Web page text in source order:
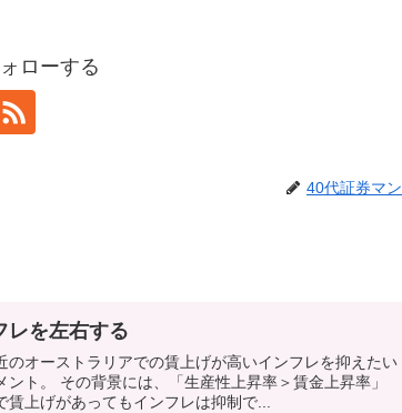
ローする
40代証券マン
レを左右する
のオーストラリアでの賃上げが高いインフレを抑えたい
ト。 その背景には、「生産性上昇率＞賃金上昇率」
上げがあってもインフレは抑制で...